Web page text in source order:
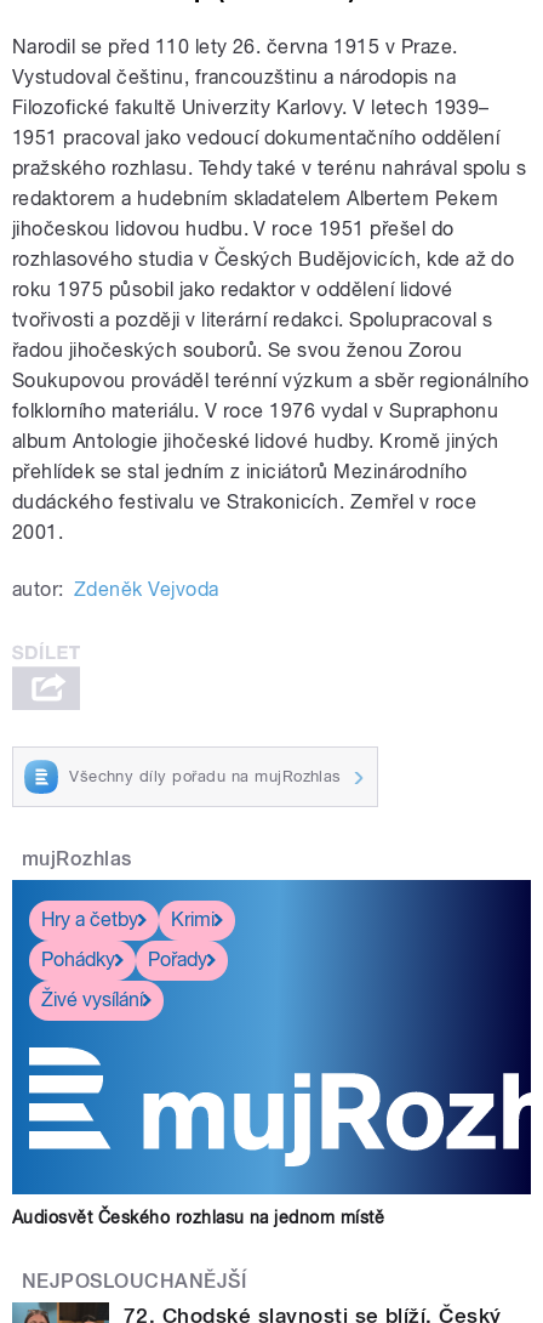
Narodil se před 110 lety 26. června 1915 v Praze.
Vystudoval češtinu, francouzštinu a národopis na
Filozofické fakultě Univerzity Karlovy. V letech 1939–
1951 pracoval jako vedoucí dokumentačního oddělení
pražského rozhlasu. Tehdy také v terénu nahrával spolu s
redaktorem a hudebním skladatelem Albertem Pekem
jihočeskou lidovou hudbu. V roce 1951 přešel do
rozhlasového studia v Českých Budějovicích, kde až do
roku 1975 působil jako redaktor v oddělení lidové
tvořivosti a později v literární redakci. Spolupracoval s
řadou jihočeských souborů. Se svou ženou Zorou
Soukupovou prováděl terénní výzkum a sběr regionálního
folklorního materiálu. V roce 1976 vydal v Supraphonu
album Antologie jihočeské lidové hudby. Kromě jiných
přehlídek se stal jedním z iniciátorů Mezinárodního
dudáckého festivalu ve Strakonicích. Zemřel v roce
2001.
autor: Zdeněk Vejvoda
Všechny díly pořadu na mujRozhlas
mujRozhlas
Hry a četby
Krimi
Pohádky
Pořady
Živé vysílání
Audiosvět Českého rozhlasu na jednom místě
NEJPOSLOUCHANĚJŠÍ
72. Chodské slavnosti se blíží. Český